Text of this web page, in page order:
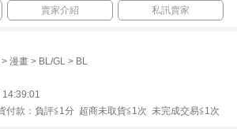
賣家介紹 私訊賣家
漫畫 > BL/GL > BL
付款：負評≦1分 超商未取貨≦1次 未完成交易≦1次